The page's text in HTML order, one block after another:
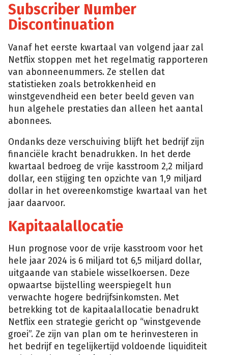
Subscriber Number
Discontinuation
Vanaf het eerste kwartaal van volgend jaar zal
Netflix stoppen met het regelmatig rapporteren
van abonneenummers. Ze stellen dat
statistieken zoals betrokkenheid en
winstgevendheid een beter beeld geven van
hun algehele prestaties dan alleen het aantal
abonnees.
Ondanks deze verschuiving blijft het bedrijf zijn
financiële kracht benadrukken. In het derde
kwartaal bedroeg de vrije kasstroom 2,2 miljard
dollar, een stijging ten opzichte van 1,9 miljard
dollar in het overeenkomstige kwartaal van het
jaar daarvoor.
Kapitaalallocatie
Hun prognose voor de vrije kasstroom voor het
hele jaar 2024 is 6 miljard tot 6,5 miljard dollar,
uitgaande van stabiele wisselkoersen. Deze
opwaartse bijstelling weerspiegelt hun
verwachte hogere bedrijfsinkomsten. Met
betrekking tot de kapitaalallocatie benadrukt
Netflix een strategie gericht op “winstgevende
groei”. Ze zijn van plan om te herinvesteren in
het bedrijf en tegelijkertijd voldoende liquiditeit